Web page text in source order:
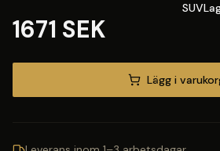
1671 SEK
Lägg i